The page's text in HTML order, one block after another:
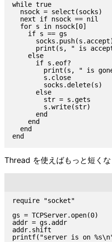
while true
  nsock = select(socks)
  next if nsock == nil
  for s in nsock[0]
    if s == gs
print(s, " is
    else
      if s.eof?
print(s, " is
        s.close
        socks.delete(s)
      else
        str = s.gets
        s.write(str)
      end
    end
  end
Thread を使えばもっと短くな
require "socket"
gs = TCPServer.open(0)
addr = gs.addr
addr.shift
printf("server is on